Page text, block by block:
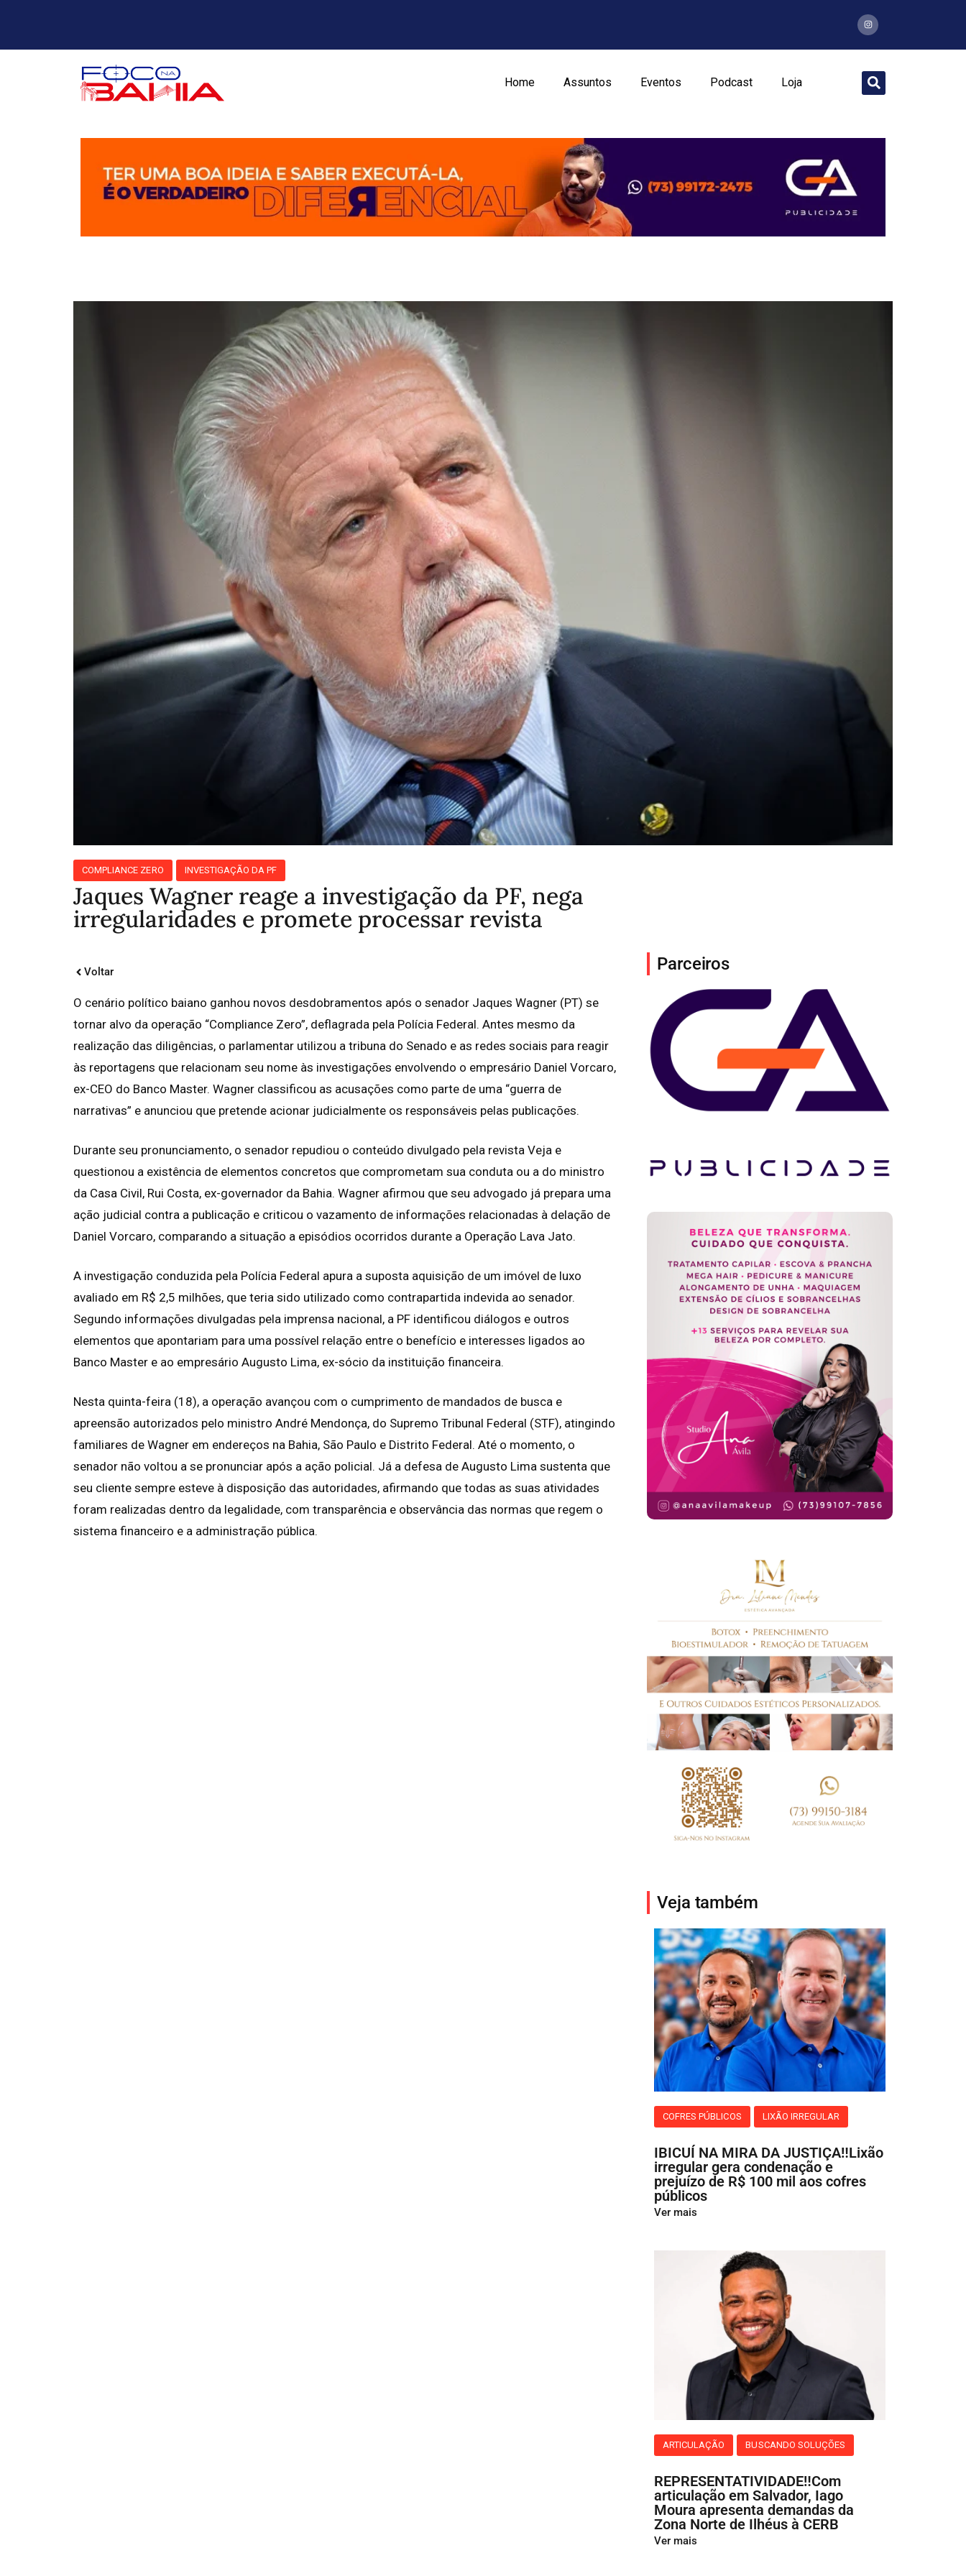
Home Assuntos Eventos Podcast Loja
COMPLIANCE ZERO INVESTIGAÇÃO DA PF
Jaques Wagner reage a investigação da PF, nega
irregularidades e promete processar revista
Voltar
O cenário político baiano ganhou novos desdobramentos após o senador Jaques Wagner (PT) se
tornar alvo da operação “Compliance Zero”, deflagrada pela Polícia Federal. Antes mesmo da
realização das diligências, o parlamentar utilizou a tribuna do Senado e as redes sociais para reagir
às reportagens que relacionam seu nome às investigações envolvendo o empresário Daniel Vorcaro,
ex-CEO do Banco Master. Wagner classificou as acusações como parte de uma “guerra de
narrativas” e anunciou que pretende acionar judicialmente os responsáveis pelas publicações.
Durante seu pronunciamento, o senador repudiou o conteúdo divulgado pela revista Veja e
questionou a existência de elementos concretos que comprometam sua conduta ou a do ministro
da Casa Civil, Rui Costa, ex-governador da Bahia. Wagner afirmou que seu advogado já prepara uma
ação judicial contra a publicação e criticou o vazamento de informações relacionadas à delação de
Daniel Vorcaro, comparando a situação a episódios ocorridos durante a Operação Lava Jato.
A investigação conduzida pela Polícia Federal apura a suposta aquisição de um imóvel de luxo
avaliado em R$ 2,5 milhões, que teria sido utilizado como contrapartida indevida ao senador.
Segundo informações divulgadas pela imprensa nacional, a PF identificou diálogos e outros
elementos que apontariam para uma possível relação entre o benefício e interesses ligados ao
Banco Master e ao empresário Augusto Lima, ex-sócio da instituição financeira.
Nesta quinta-feira (18), a operação avançou com o cumprimento de mandados de busca e
apreensão autorizados pelo ministro André Mendonça, do Supremo Tribunal Federal (STF), atingindo
familiares de Wagner em endereços na Bahia, São Paulo e Distrito Federal. Até o momento, o
senador não voltou a se pronunciar após a ação policial. Já a defesa de Augusto Lima sustenta que
seu cliente sempre esteve à disposição das autoridades, afirmando que todas as suas atividades
foram realizadas dentro da legalidade, com transparência e observância das normas que regem o
sistema financeiro e a administração pública.
Parceiros
Veja também
COFRES PÚBLICOS LIXÃO IRREGULAR
IBICUÍ NA MIRA DA JUSTIÇA‼️Lixão
irregular gera condenação e
prejuízo de R$ 100 mil aos cofres
públicos
Ver mais
ARTICULAÇÃO BUSCANDO SOLUÇÕES
REPRESENTATIVIDADE‼️Com
articulação em Salvador, Iago
Moura apresenta demandas da
Zona Norte de Ilhéus à CERB
Ver mais